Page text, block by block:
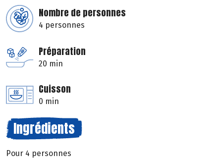
Nombre de personnes
4 personnes
Préparation
20 min
Cuisson
0 min
Ingrédients
Pour 4 personnes